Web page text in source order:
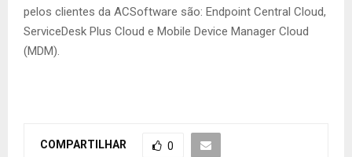
pelos clientes da ACSoftware são: Endpoint Central Cloud,
ServiceDesk Plus Cloud e Mobile Device Manager Cloud
(MDM).
COMPARTILHAR 0